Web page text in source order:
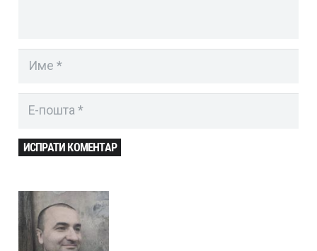
ИСПРАТИ КОМЕНТАР